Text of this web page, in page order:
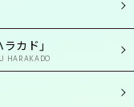
カド」
HARAKADO